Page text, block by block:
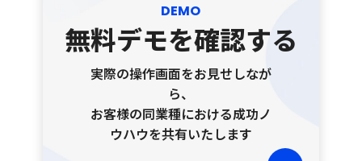
DEMO
無料デモを確認する
実際の操作画面をお見せしなが
ら、
お客様の同業種における成功ノ
ウハウを共有いたします